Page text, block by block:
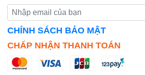
CHÍNH SÁCH BẢO MẬT
CHẤP NHẬN THANH TOÁN